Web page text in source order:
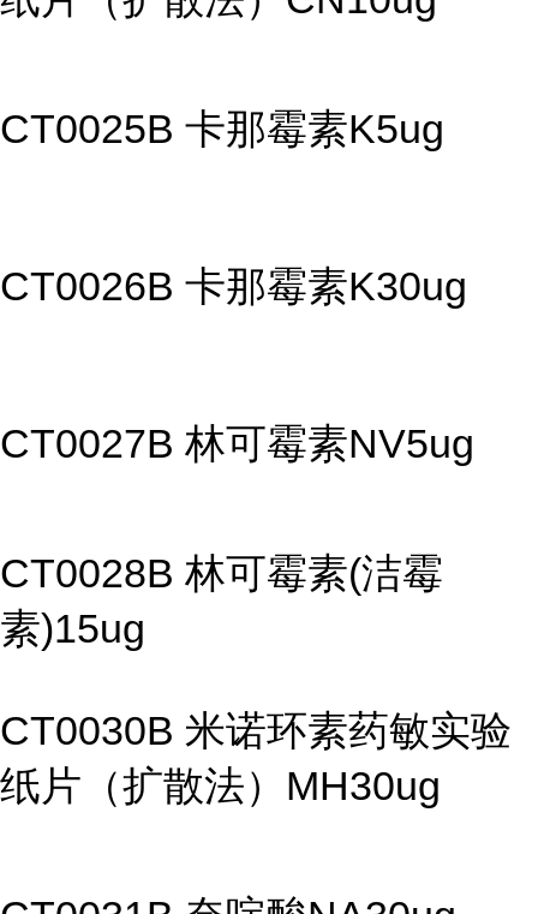
CT0025B 卡那霉素K5ug
CT0026B 卡那霉素K30ug
CT0027B 林可霉素NV5ug
CT0028B 林可霉素(洁霉
素)15ug
CT0030B 米诺环素药敏实验
纸片（扩散法）MH30ug